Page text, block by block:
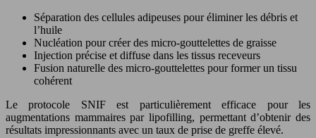
Séparation des cellules adipeuses pour éliminer les débris et
l’huile
Nucléation pour créer des micro-gouttelettes de graisse
Injection précise et diffuse dans les tissus receveurs
Fusion naturelle des micro-gouttelettes pour former un tissu
cohérent
Le protocole SNIF est particulièrement efficace pour les
augmentations mammaires par lipofilling, permettant d’obtenir des
résultats impressionnants avec un taux de prise de greffe élevé.